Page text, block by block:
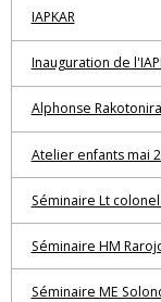
IAPKAR
Inauguration de
Alphonse
Atelier enfants mai
Séminaire Lt
Séminaire HM
Séminaire ME